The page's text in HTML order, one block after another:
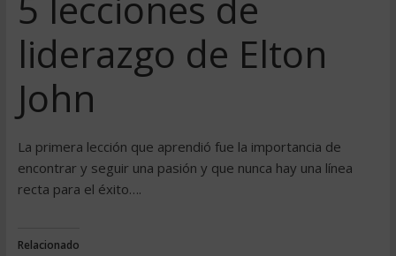
liderazgo de Elton
John
La primera lección que aprendió fue la importancia de
encontrar y seguir una pasión y que nunca hay una línea
recta para el éxito….
Relacionado